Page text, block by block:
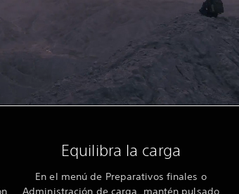
Equilibra la carga
En el menú de Preparativos finales o
Administración de carga, mantén pulsado